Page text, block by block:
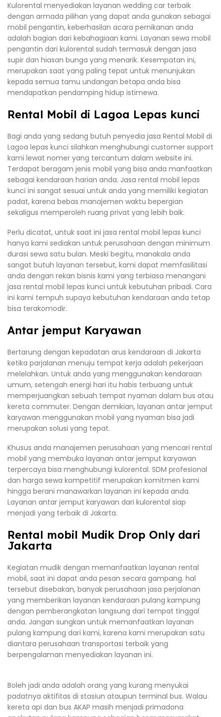
Kulorental menyediakan layanan wedding car terbaik
dengan armada pilihan yang dapat anda gunakan sebagai
mobil pengantin, keberhasilan acara pernikanan anda
adalah bagian dari kebahagiaan kami. Layanan sewa mobil
pengantin dari kulorental sudah termasuk dengan jasa
supir dan hiasan bunga yang menarik. Kesempatan ini,
merupakan saat yang paling tepat untuk menunjukan
kepada semua tamu undangan betapa anda bisa
mendapatkan pendamping hidup istimewa.
Rental Mobil di Lagoa Lepas kunci
Bagi anda yang sedang butuh penyedia jasa Rental Mobil di
Lagoa lepas kunci silahkan menghubungi customer support
kami lewat nomer yang tercantum dalam website ini.
Terdapat beragam jenis mobil yang bisa anda manfaatkan
sebagai kendaraan harian anda. Jasa rental mobil lepas
kunci ini sangat sesuai untuk anda yang memiliki kegiatan
padat, karena bebas manajemen waktu bepergian
sekaligus memperoleh ruang privat yang lebih baik.
Perlu dicatat, untuk saat ini jasa rental mobil lepas kunci
hanya kami sediakan untuk perusahaan dengan minimum
durasi sewa satu bulan. Meski begitu, manakala anda
sangat butuh layanan tersebut, kami dapat memfasilitasi
anda dengan rekan bisnis kami yang terbiasa menangani
jasa rental mobil lepas kunci untuk kebutuhan pribadi. Cara
ini kami tempuh supaya kebutuhan kendaraan anda tetap
bisa terakomodir.
Antar jemput Karyawan
Bertarung dengan kepadatan arus kendaraan di Jakarta
ketika parjalanan menuju tempat kerja adalah pekerjaan
melelahkan. Untuk anda yang menggunakan kendaraan
umum, setengah energi hari itu habis terbuang untuk
memperjuangkan sebuah tempat nyaman dalam bus atau
kereta commuter. Dengan demikian, layanan antar jemput
karyawan menggunakan mobil yang nyaman bisa jadi
merupakan solusi yang tepat.
Khusus anda manajemen perusahaan yang mencari rental
mobil yang membuka layanan antar jemput karyawan
terpercaya bisa menghubungi kulorental. SDM profesional
dan harga sewa kompetitif merupakan komitmen kami
hingga berani manawarkan layanan ini kepada anda.
Layanan antar jemput karyawan dari kulorental siap
menjadi yang terbaik di Jakarta.
Rental mobil Mudik Drop Only dari
Jakarta
Kegiatan mudik dengan memanfaatkan layanan rental
mobil, saat ini dapat anda pesan secara gampang. hal
tersebut disebakan, banyak perusahaan jasa perjalanan
yang memberikan layanan kendaraan pulang kampung
dengan pemberangkatan langsung dari tempat tinggal
anda. Jangan sungkan untuk memanfaatkan layanan
pulang kampung dari kami, karena kami merupakan satu
diantara perusahaan transportasi terbaik yang
berpengalaman menyediakan layanan ini.
Boleh jadi anda adalah orang yang kurang menyukai
padatnya aktifitas di stasiun ataupun terminal bus. Walau
kereta api dan bus AKAP masih menjadi primadona